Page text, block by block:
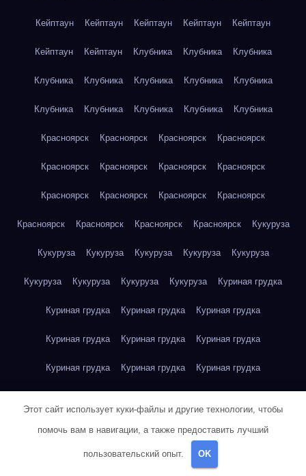
Кейптаун Кейптаун Кейптаун Кейптаун Кейптаун
Кейптаун Кейптаун Клубника Клубника Клубника
Клубника Клубника Клубника Клубника Клубника
Клубника Клубника Клубника Клубника Клубника
Красноярск Красноярск Красноярск Красноярск
Красноярск Красноярск Красноярск Красноярск
Красноярск Красноярск Красноярск Красноярск
Красноярск Красноярск Красноярск Красноярск Кукуруза
Кукуруза Кукуруза Кукуруза Кукуруза Кукуруза
Кукуруза Кукуруза Кукуруза Кукуруза Куриная грудка
Куриная грудка Куриная грудка Куриная грудка
Куриная грудка Куриная грудка Куриная грудка
Куриная грудка Куриная грудка Куриная грудка
Куриное яйцо
Куриное яйцо Куриное яйцо Куриное яйцо
Этот сайт использует куки-файлы и другие технологии, чтобы
помочь вам в навигации, а также предоставить лучший
пользовательский опыт. OK